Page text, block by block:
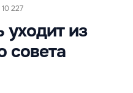
10 227
из
совета